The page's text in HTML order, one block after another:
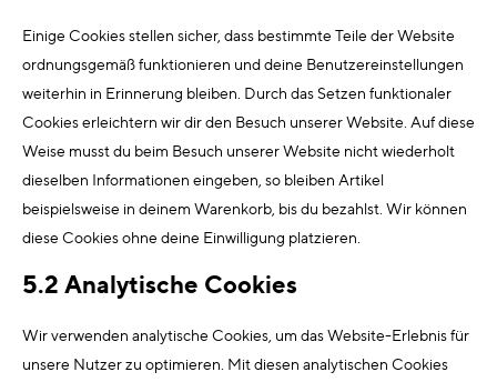
Einige Cookies stellen sicher, dass bestimmte Teile der Website
ordnungsgemäß funktionieren und deine Benutzereinstellungen
weiterhin in Erinnerung bleiben. Durch das Setzen funktionaler
Cookies erleichtern wir dir den Besuch unserer Website. Auf diese
Weise musst du beim Besuch unserer Website nicht wiederholt
dieselben Informationen eingeben, so bleiben Artikel
beispielsweise in deinem Warenkorb, bis du bezahlst. Wir können
diese Cookies ohne deine Einwilligung platzieren.
5.2 Analytische Cookies
Wir verwenden analytische Cookies, um das Website-Erlebnis für
unsere Nutzer zu optimieren. Mit diesen analytischen Cookies